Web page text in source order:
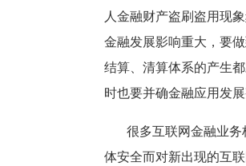
人金融财产盗刷盗用现
金融发展影响重大，要
结算、清算体系的产生
时也要并确金融应用发展
很多互联网金融业
体安全而对新出现的互